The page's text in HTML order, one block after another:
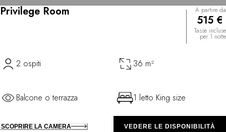
Privilege Room A partire da
515 €
Tasse incluse
per 1 notte
2 ospiti 36 m²
Balcone o terrazza 1 letto King size
SCOPRIRE LA CAMERA VEDERE LE DISPONIBILITÀ